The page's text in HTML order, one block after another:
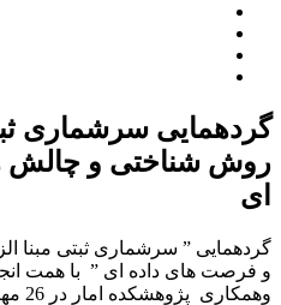
گردهمایی سرشماری
روش شناختی و چالش
ای
گردهمایی ” سرشماری ثبتی مبنا
و فرصت های داده ای ” با همت
وهمکاری پژوهشکده امار در 26 مهر ماه 1400 برگزار شد.